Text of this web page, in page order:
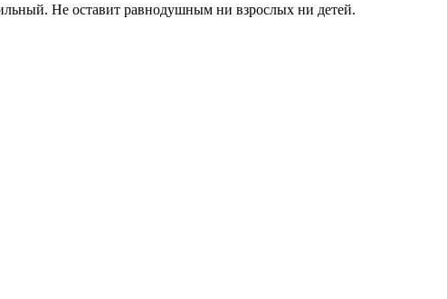
Не оставит равнодушным ни взрослых ни детей.